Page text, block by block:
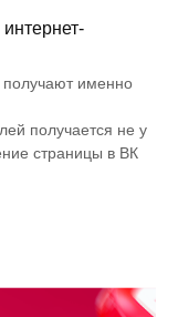
получают именно
получается не у
страницы в ВК